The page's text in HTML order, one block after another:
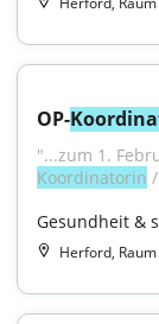
OP-
"...zum 1.
Koordinatorin
Gesundheit &
Herford, Raum